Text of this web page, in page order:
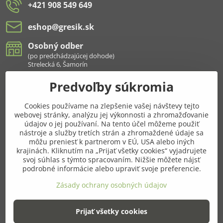
+421 908 549 649
eshop​@gresik​.sk
Osobný odber
(po predchádzajúcej dohode)
Strelecká 6, Šamorín
Všetko k nákupu
Pridajte sa k nám aj na sieťach
Facebook Instagram
Najnavštevovanejšie kategórie
Ďalšie kategórie
©2026Copyright
Predvoľby súkromia
Cookies používame na zlepšenie vašej návštevy tejto
webovej stránky, analýzu jej výkonnosti a zhromažďovanie
údajov o jej používaní. Na tento účel môžeme použiť
nástroje a služby tretích strán a zhromaždené údaje sa
môžu preniesť k partnerom v EÚ, USA alebo iných
krajinách. Kliknutím na „Prijať všetky cookies“ vyjadrujete
svoj súhlas s týmto spracovaním. Nižšie môžete nájsť
podrobné informácie alebo upraviť svoje preferencie.
Zásady ochrany osobných údajov
Prijať všetky cookies